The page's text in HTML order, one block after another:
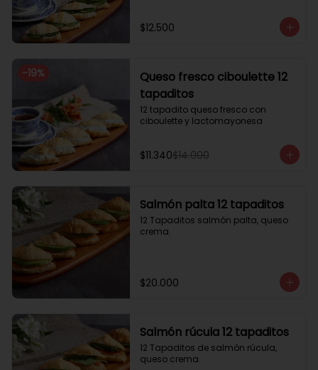
$12.500
-19%
Queso fresco ciboulette 12
tapaditos
12 tapadito queso fresco con
ciboulette y lactomayonesa
$11.340$14.000
Salmón palta 12 tapaditos
12 Tapaditos salmón palta, queso
crema.
$20.000
Salmón rúcula 12 tapaditos
12 Tapaditos de salmón rúcula,
queso crema.